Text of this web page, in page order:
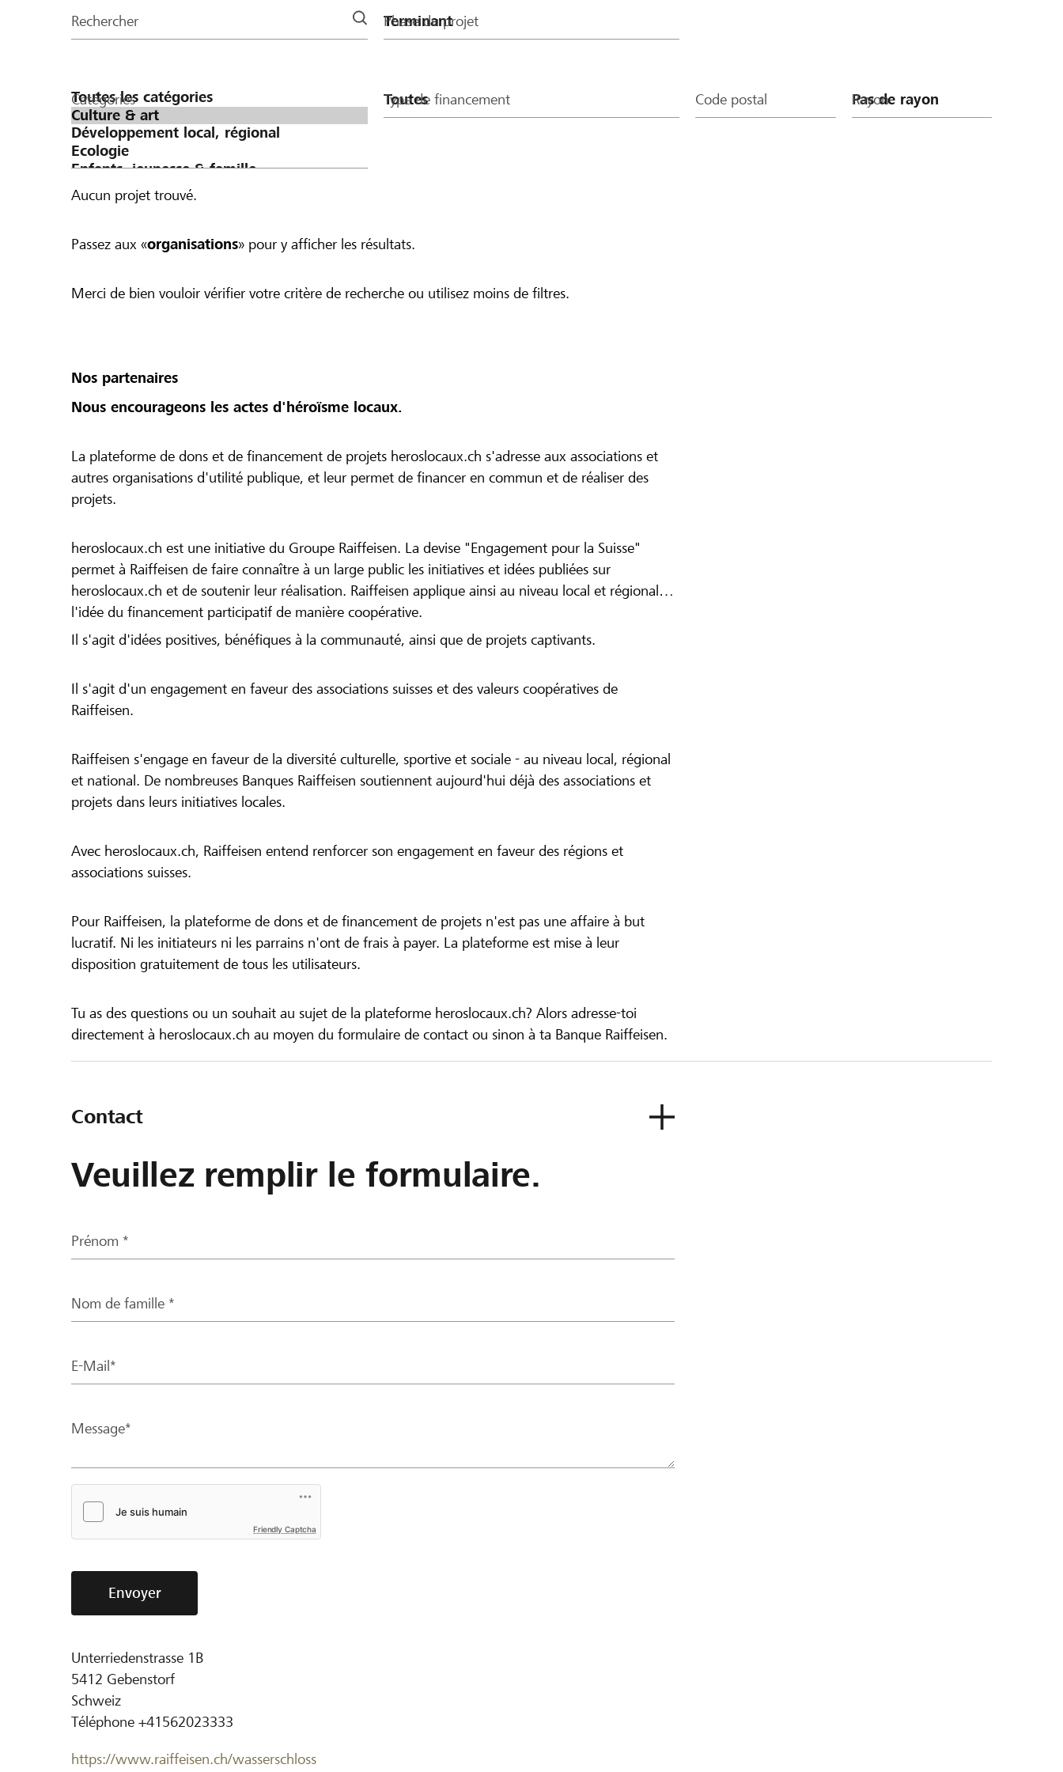
la
Rechercher Phase du projet
Catégories Type de financement Code postal Rayon
Aucun projet trouvé.
Passez aux «organisations» pour y afficher les résultats.
Merci de bien vouloir vérifier votre critère de recherche ou utilisez moins de filtres.
Nos partenaires
Nous encourageons les actes d'héroïsme locaux.
La plateforme de dons et de financement de projets heroslocaux.ch s'adresse aux associations et
autres organisations d'utilité publique, et leur permet de financer en commun et de réaliser des
projets.
heroslocaux.ch est une initiative du Groupe Raiffeisen. La devise "Engagement pour la Suisse"
permet à Raiffeisen de faire connaître à un large public les initiatives et idées publiées sur
heroslocaux.ch et de soutenir leur réalisation. Raiffeisen applique ainsi au niveau local et régional
l'idée du financement participatif de manière coopérative.
Il s'agit d'idées positives, bénéfiques à la communauté, ainsi que de projets captivants.
Il s'agit d'un engagement en faveur des associations suisses et des valeurs coopératives de
Raiffeisen.
Raiffeisen s'engage en faveur de la diversité culturelle, sportive et sociale - au niveau local, régional
et national. De nombreuses Banques Raiffeisen soutiennent aujourd'hui déjà des associations et
projets dans leurs initiatives locales.
Avec heroslocaux.ch, Raiffeisen entend renforcer son engagement en faveur des régions et
associations suisses.
Pour Raiffeisen, la plateforme de dons et de financement de projets n'est pas une affaire à but
lucratif. Ni les initiateurs ni les parrains n'ont de frais à payer. La plateforme est mise à leur
disposition gratuitement de tous les utilisateurs.
Tu as des questions ou un souhait au sujet de la plateforme heroslocaux.ch? Alors adresse-toi
directement à heroslocaux.ch au moyen du formulaire de contact ou sinon à ta Banque Raiffeisen.
Contact
Veuillez remplir le formulaire.
Prénom *
Nom de famille *
E-Mail*
Message*
Friendly Captcha
Envoyer
Unterriedenstrasse 1B
5412 Gebenstorf
Schweiz
Téléphone +41562023333
https://www.raiffeisen.ch/wasserschloss